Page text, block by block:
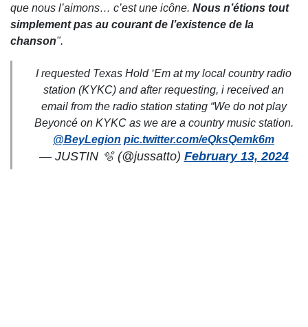
que nous l’aimons… c’est une icône. Nous n’étions tout
simplement pas au courant de l’existence de la
chanson".
I requested Texas Hold ‘Em at my local country radio
station (KYKC) and after requesting, i received an
email from the radio station stating “We do not play
Beyoncé on KYKC as we are a country music station.
@BeyLegion pic.twitter.com/eQksQemk6m
— JUSTIN 🫧 (@jussatto) February 13, 2024